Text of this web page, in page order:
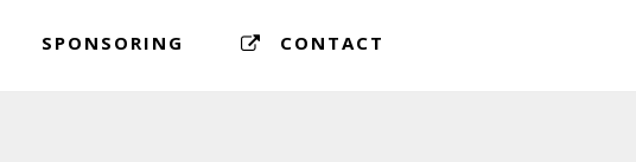
SPONSORING CONTACT